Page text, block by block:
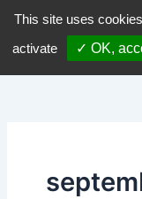
contenu
dZiGue
This site uses
activate
✓ OK,